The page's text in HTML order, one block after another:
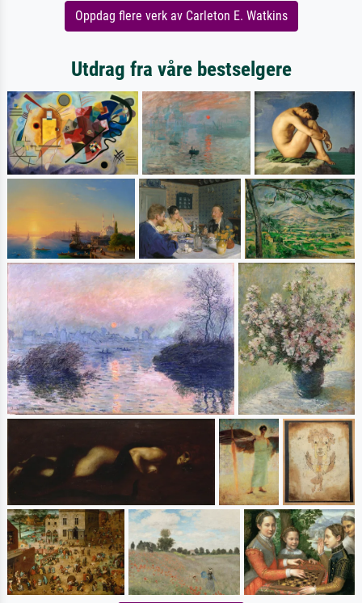
Oppdag flere verk av Carleton E. Watkins
Utdrag fra våre bestselgere